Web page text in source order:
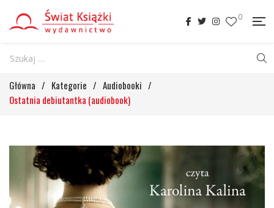
0
Główna / Kategorie / Audiobooki /
Ostatnia debiutantka (audiobook)